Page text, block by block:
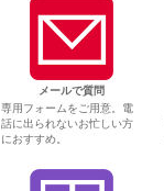
メールで質問
専用フォームをご用意。電
話に出られないお忙しい方
におすすめ。